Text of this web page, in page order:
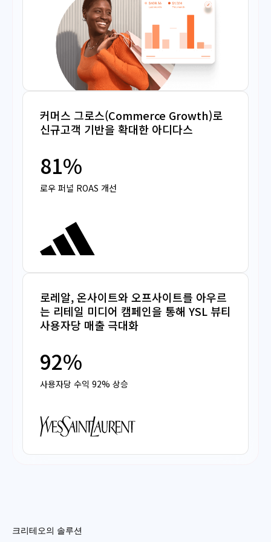
커머스 그로스(Commerce Growth)로
신규고객 기반을 확대한 아디다스
81%
로우 퍼널 ROAS 개선
로레알, 온사이트와 오프사이트를 아우르
는 리테일 미디어 캠페인을 통해 YSL 뷰티
사용자당 매출 극대화
92%
사용자당 수익 92% 상승
크리테오의 솔루션